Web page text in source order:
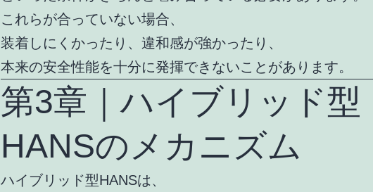
これらが合っていない場合、
装着しにくかったり、違和感が強かったり、
本来の安全性能を十分に発揮できないことがあります。
第3章｜ハイブリッド型
HANSのメカニズム
ハイブリッド型HANSは、